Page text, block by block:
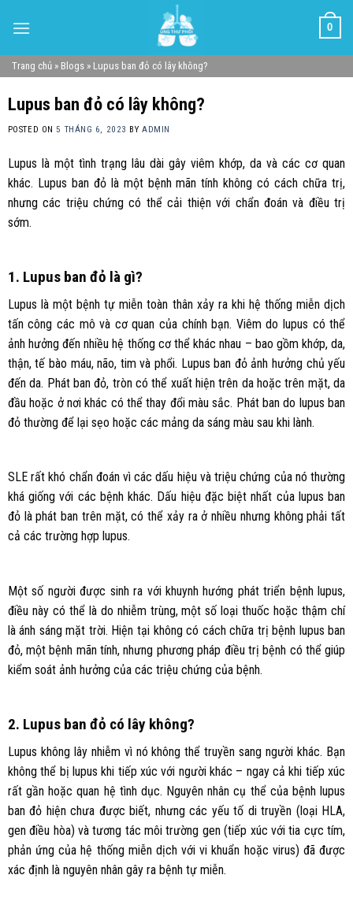
0
Trang chủ » Blogs » Lupus ban đỏ có lây không?
Lupus ban đỏ có lây không?
POSTED ON5 THÁNG 6, 2023 BYADMIN
Lupus là một tình trạng lâu dài gây viêm khớp, da và các cơ quan
khác. Lupus ban đỏ là một bệnh mãn tính không có cách chữa trị,
nhưng các triệu chứng có thể cải thiện với chẩn đoán và điều trị
sớm.
1. Lupus ban đỏ là gì?
Lupus là một bệnh tự miễn toàn thân xảy ra khi hệ thống miễn dịch
tấn công các mô và cơ quan của chính bạn. Viêm do lupus có thể
ảnh hưởng đến nhiều hệ thống cơ thể khác nhau – bao gồm khớp, da,
thận, tế bào máu, não, tim và phổi. Lupus ban đỏ ảnh hưởng chủ yếu
đến da. Phát ban đỏ, tròn có thể xuất hiện trên da hoặc trên mặt, da
đầu hoặc ở nơi khác có thể thay đổi màu sắc. Phát ban do lupus ban
đỏ thường để lại sẹo hoặc các mảng da sáng màu sau khi lành.
SLE rất khó chẩn đoán vì các dấu hiệu và triệu chứng của nó thường
khá giống với các bệnh khác. Dấu hiệu đặc biệt nhất của lupus ban
đỏ là phát ban trên mặt, có thể xảy ra ở nhiều nhưng không phải tất
cả các trường hợp lupus.
Một số người được sinh ra với khuynh hướng phát triển bệnh lupus,
điều này có thể là do nhiễm trùng, một số loại thuốc hoặc thậm chí
là ánh sáng mặt trời. Hiện tại không có cách chữa trị bệnh lupus ban
đỏ, một bệnh mãn tính, nhưng phương pháp điều trị bệnh có thể giúp
kiểm soát ảnh hưởng của các triệu chứng của bệnh.
2. Lupus ban đỏ có lây không?
Lupus không lây nhiễm vì nó không thể truyền sang người khác. Bạn
không thể bị lupus khi tiếp xúc với người khác – ngay cả khi tiếp xúc
rất gần hoặc quan hệ tình dục. Nguyên nhân cụ thể của bệnh lupus
ban đỏ hiện chưa được biết, nhưng các yếu tố di truyền (loại HLA,
gen điều hòa) và tương tác môi trường gen (tiếp xúc với tia cực tím,
phản ứng của hệ thống miễn dịch với vi khuẩn hoặc virus) đã được
xác định là nguyên nhân gây ra bệnh tự miễn.